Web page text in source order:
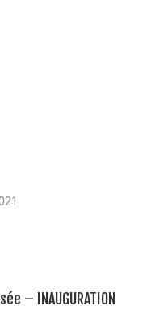
– INAUGURATION